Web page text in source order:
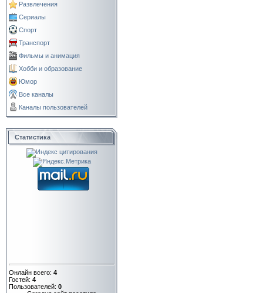
Развлечения
Сериалы
Спорт
Транспорт
Фильмы и анимация
Хобби и образование
Юмор
Все каналы
Каналы пользователей
Статистика
Онлайн всего: 4
Гостей: 4
Пользователей: 0